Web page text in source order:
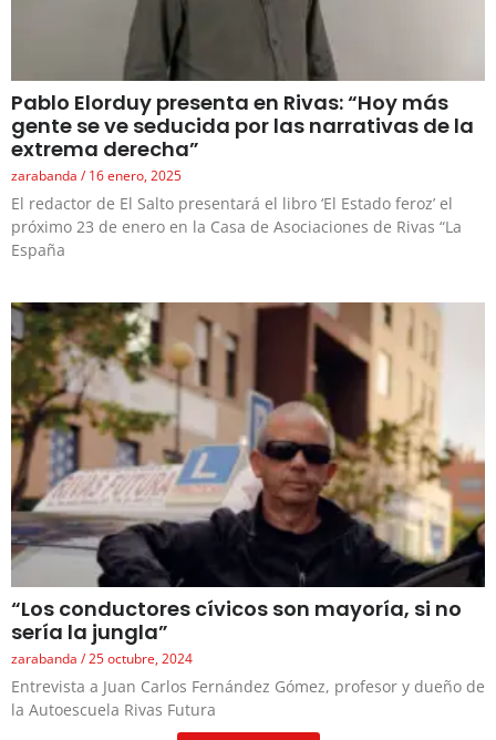
Pablo Elorduy presenta en Rivas: “Hoy más
gente se ve seducida por las narrativas de la
extrema derecha”
zarabanda 16 enero, 2025
El redactor de El Salto presentará el libro ‘El Estado feroz’ el
próximo 23 de enero en la Casa de Asociaciones de Rivas “La
España
“Los conductores cívicos son mayoría, si no
sería la jungla”
zarabanda 25 octubre, 2024
Entrevista a Juan Carlos Fernández Gómez, profesor y dueño de
la Autoescuela Rivas Futura